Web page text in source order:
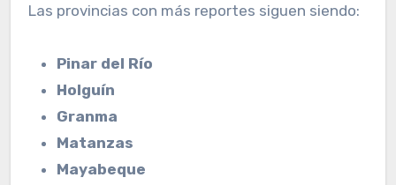
Las provincias con más reportes siguen siendo:
Pinar del Río
Holguín
Granma
Matanzas
Mayabeque